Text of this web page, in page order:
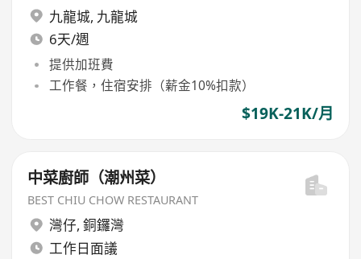
九龍城, 九龍城
6天/週
提供加班費
工作餐，住宿安排（薪金10%扣款）
$19K-21K/月
中菜廚師（潮州菜）
BEST CHIU CHOW RESTAURANT
灣仔, 銅鑼灣
工作日面議